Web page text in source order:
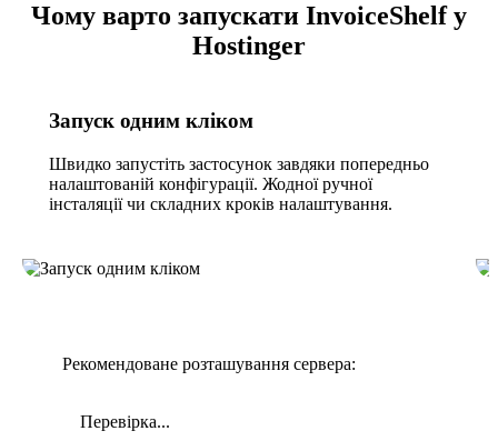
Чому варто запускати InvoiceShelf у
Hostinger
Запуск одним кліком
Швидко запустіть застосунок завдяки попередньо
налаштованій конфігурації. Жодної ручної
інсталяції чи складних кроків налаштування.
Рекомендоване розташування сервера:
Перевірка...